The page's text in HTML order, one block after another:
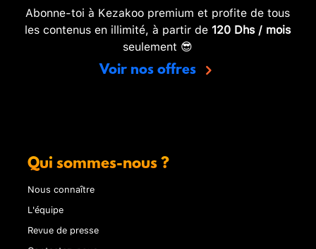
Abonne-toi à Kezakoo premium et profite de tous
les contenus en illimité, à partir de 120 Dhs / mois
seulement 😎
Voir nos offres
Qui sommes-nous ?
Nous connaître
L'équipe
Revue de presse